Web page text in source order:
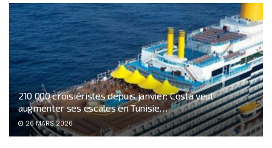
210 000 croisiéristes depuis janvier: Costa veut
augmenter ses escales en Tunisie…
26 MARS 2026